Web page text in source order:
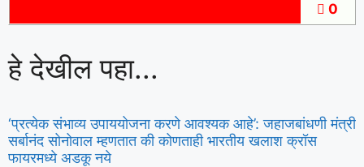
0
हे देखील पहा...
‘प्रत्येक संभाव्य उपाययोजना करणे आवश्यक आहे’: जहाजबांधणी मंत्री
सर्बानंद सोनोवाल म्हणतात की कोणताही भारतीय खलाश क्रॉस
फायरमध्ये अडकू नये